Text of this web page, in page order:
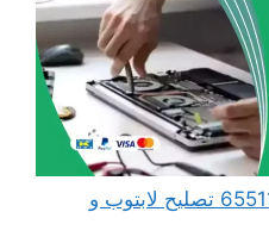
مهندس كمبيوتر الزور 65511033 تصليح لابتوب و